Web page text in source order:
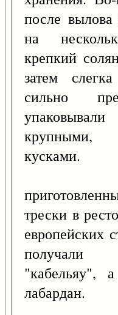
после
на
крепкий
затем
сильно
кусками.
трески в
европейских
получали
"кабельяу",
лабардан.